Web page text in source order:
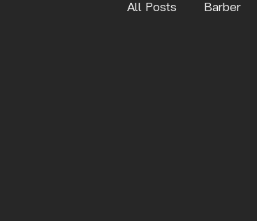
All Posts Barber